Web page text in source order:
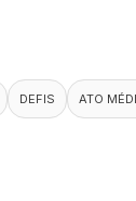
DEFIS ATO